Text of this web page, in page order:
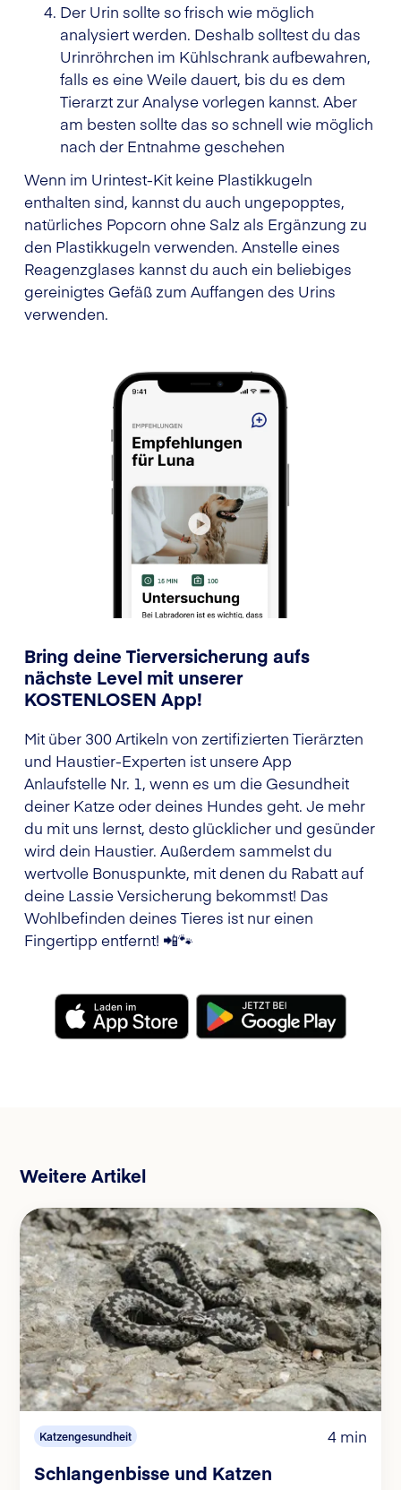
Der Urin sollte so frisch wie möglich
analysiert werden. Deshalb solltest du das
Urinröhrchen im Kühlschrank aufbewahren,
falls es eine Weile dauert, bis du es dem
Tierarzt zur Analyse vorlegen kannst. Aber
am besten sollte das so schnell wie möglich
nach der Entnahme geschehen
Wenn im Urintest-Kit keine Plastikkugeln
enthalten sind, kannst du auch ungepopptes,
natürliches Popcorn ohne Salz als Ergänzung zu
den Plastikkugeln verwenden. Anstelle eines
Reagenzglases kannst du auch ein beliebiges
gereinigtes Gefäß zum Auffangen des Urins
verwenden.
Bring deine Tierversicherung aufs
nächste Level mit unserer
KOSTENLOSEN App!
Mit über 300 Artikeln von zertifizierten Tierärzten
und Haustier-Experten ist unsere App
Anlaufstelle Nr. 1, wenn es um die Gesundheit
deiner Katze oder deines Hundes geht. Je mehr
du mit uns lernst, desto glücklicher und gesünder
wird dein Haustier. Außerdem sammelst du
wertvolle Bonuspunkte, mit denen du Rabatt auf
deine Lassie Versicherung bekommst! Das
Wohlbefinden deines Tieres ist nur einen
Fingertipp entfernt! 📲🐾
Weitere Artikel
Katzengesundheit 4 min
Schlangenbisse und Katzen